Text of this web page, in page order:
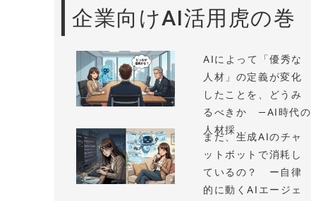
企業向けAI活用虎の巻
AIによって「優秀な
人材」の定義が変化
したことを、どうみ
るべきか —AI時代の
人材採...
まだ、生成AIのチャ
ットボットで消耗し
ているの？ ー自律
的に動くAIエージェ